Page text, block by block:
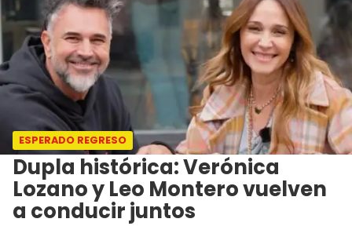
ESPERADO REGRESO
Dupla histórica: Verónica
Lozano y Leo Montero vuelven
a conducir juntos